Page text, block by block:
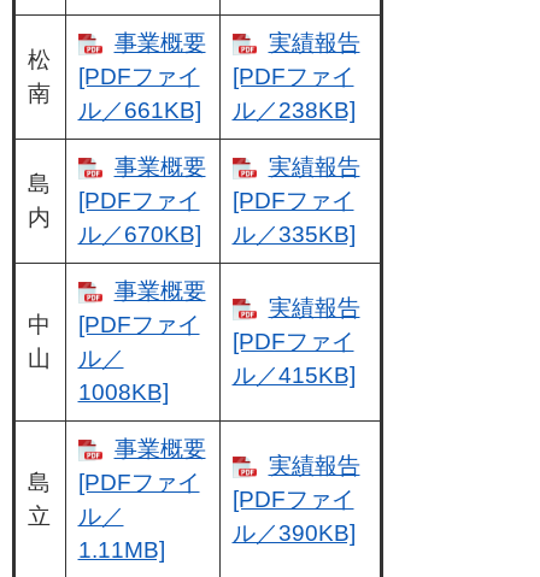
松
南
事業概要
[PDFファイ
ル／661KB]
実績報告
[PDFファイ
ル／238KB]
島
内
事業概要
[PDFファイ
ル／670KB]
実績報告
[PDFファイ
ル／335KB]
中
山
事業概要
[PDFファイ
ル／
1008KB]
実績報告
[PDFファイ
ル／415KB]
島
立
事業概要
[PDFファイ
ル／
1.11MB]
実績報告
[PDFファイ
ル／390KB]